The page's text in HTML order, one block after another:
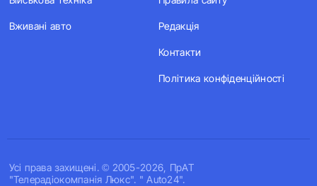
Усi права захищенi. © 2005-2026, ПрАТ
"Телерадіокомпанія Люкс". " Auto24".
Вживані авто Редакція
Контакти
Політика конфіденційності